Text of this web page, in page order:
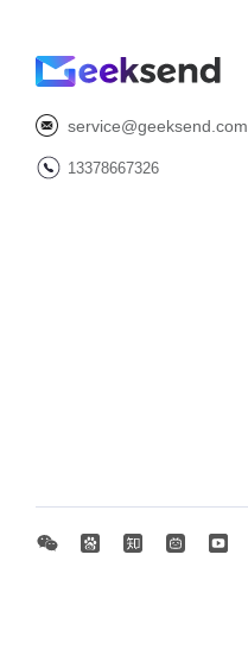
service@geeksend.com
13378667326